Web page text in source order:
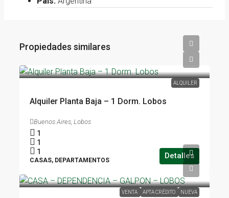
Propiedades similares
ALQUILER
Alquiler Planta Baja – 1 Dorm. Lobos
Buenos Aires, Lobos
1
1
1
CASAS, DEPARTAMENTOS Detalles
VENTA APTA CRÉDITO NUEVA